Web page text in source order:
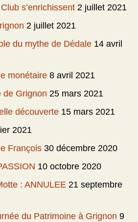
s’enrichissent 2 juillet 2021
2 juillet 2021
du mythe de Dédale 14 avril
monétaire 8 avril 2021
de Grignon 25 mars 2021
découverte 15 mars 2021
2021
François 30 décembre 2020
10 octobre 2020
: ANNULEE 21 septembre
du Patrimoine à Grignon 9